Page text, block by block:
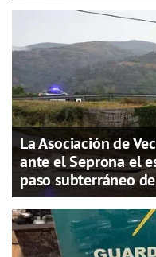
La Asociación de
ante el Seprona el
paso subterráneo